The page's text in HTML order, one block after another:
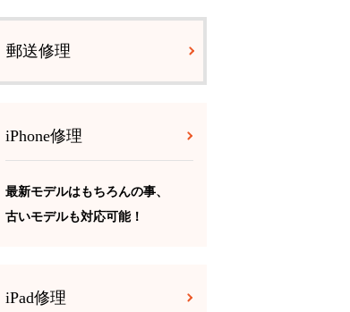
郵送修理
iPhone修理
最新モデルはもちろんの事、
古いモデルも対応可能！
iPad修理